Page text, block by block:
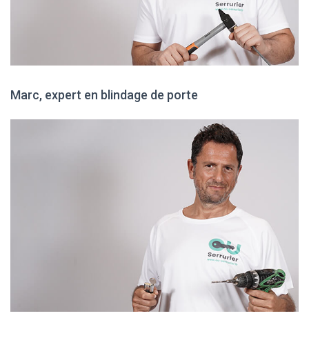
Marc, expert en blindage de porte